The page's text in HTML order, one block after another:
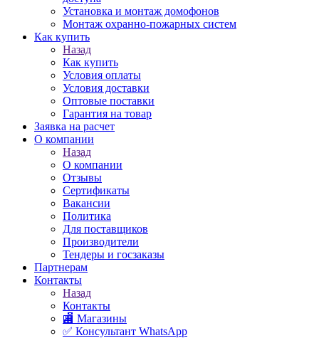
Установка и монтаж домофонов
Монтаж охранно-пожарных систем
Как купить
Назад
Как купить
Условия оплаты
Условия доставки
Оптовые поставки
Гарантия на товар
Заявка на расчет
О компании
Назад
О компании
Отзывы
Сертификаты
Вакансии
Политика
Для поставщиков
Производители
Тендеры и госзаказы
Партнерам
Контакты
Назад
Контакты
🏬 Магазины
✅️ Консультант WhatsApp